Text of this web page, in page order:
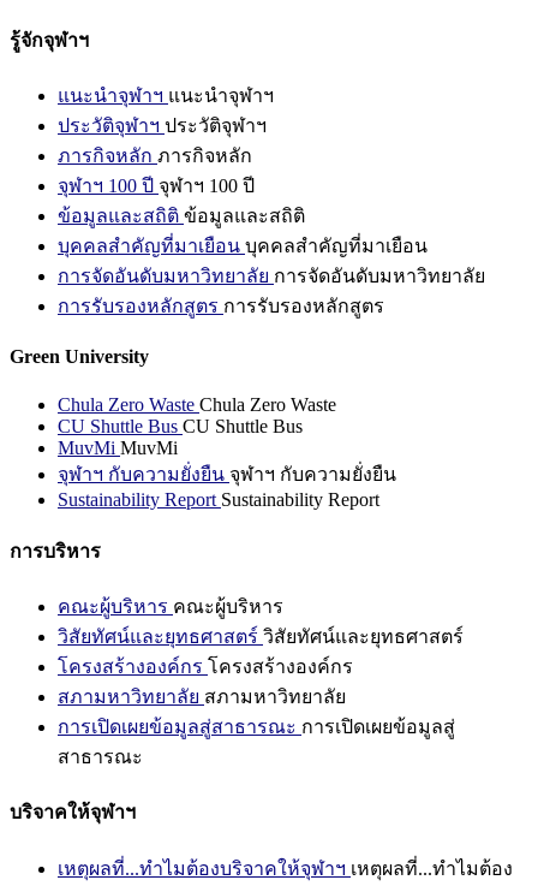
รู้จักจุฬาฯ
แนะนำจุฬาฯ แนะนำจุฬาฯ
ประวัติจุฬาฯ ประวัติจุฬาฯ
ภารกิจหลัก ภารกิจหลัก
จุฬาฯ 100 ปี จุฬาฯ 100 ปี
ข้อมูลและสถิติ ข้อมูลและสถิติ
บุคคลสำคัญที่มาเยือน บุคคลสำคัญที่มาเยือน
การจัดอันดับมหาวิทยาลัย การจัดอันดับมหาวิทยาลัย
การรับรองหลักสูตร การรับรองหลักสูตร
Green University
Chula Zero Waste Chula Zero Waste
CU Shuttle Bus CU Shuttle Bus
MuvMi MuvMi
จุฬาฯ กับความยั่งยืน จุฬาฯ กับความยั่งยืน
Sustainability Report Sustainability Report
การบริหาร
คณะผู้บริหาร คณะผู้บริหาร
วิสัยทัศน์และยุทธศาสตร์ วิสัยทัศน์และยุทธศาสตร์
โครงสร้างองค์กร โครงสร้างองค์กร
สภามหาวิทยาลัย สภามหาวิทยาลัย
การเปิดเผยข้อมูลสู่สาธารณะ การเปิดเผยข้อมูลสู่
สาธารณะ
บริจาคให้จุฬาฯ
เหตุผลที่...ทำไมต้องบริจาคให้จุฬาฯ เหตุผลที่...ทำไมต้อง